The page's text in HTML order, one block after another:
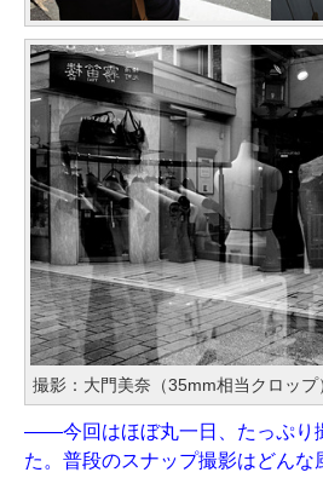
撮影：大門美奈（35mm相当クロップ
——今回はほぼ丸一日、たっぷり
た。普段のスナップ撮影はどんな